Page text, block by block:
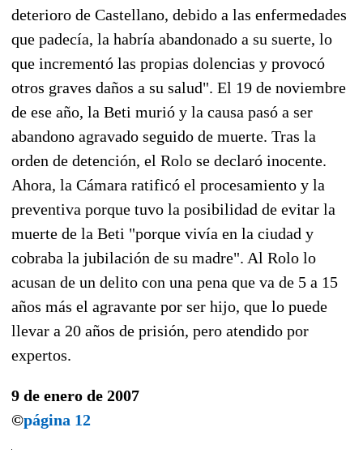
deterioro de Castellano, debido a las enfermedades
que padecía, la habría abandonado a su suerte, lo
que incrementó las propias dolencias y provocó
otros graves daños a su salud". El 19 de noviembre
de ese año, la Beti murió y la causa pasó a ser
abandono agravado seguido de muerte. Tras la
orden de detención, el Rolo se declaró inocente.
Ahora, la Cámara ratificó el procesamiento y la
preventiva porque tuvo la posibilidad de evitar la
muerte de la Beti "porque vivía en la ciudad y
cobraba la jubilación de su madre". Al Rolo lo
acusan de un delito con una pena que va de 5 a 15
años más el agravante por ser hijo, que lo puede
llevar a 20 años de prisión, pero atendido por
expertos.
9 de enero de 2007
©página 12